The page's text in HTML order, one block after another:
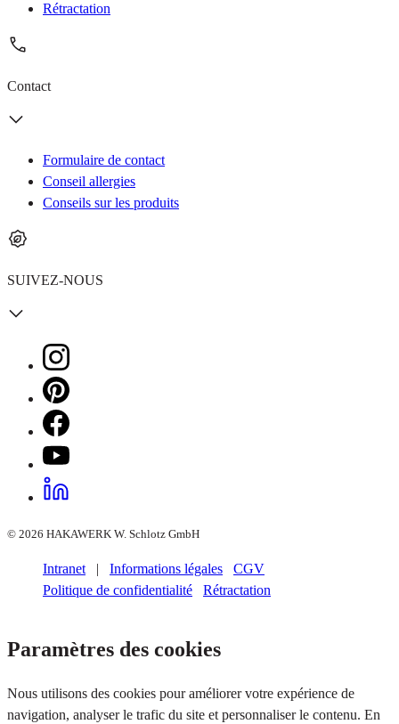
Rétractation
Contact
Formulaire de contact
Conseil allergies
Conseils sur les produits
SUIVEZ-NOUS
© 2026 HAKAWERK W. Schlotz GmbH
Intranet | Informations légales
CGV
Politique de confidentialité
Rétractation
Paramètres des cookies
Nous utilisons des cookies pour améliorer votre expérience de
navigation, analyser le trafic du site et personnaliser le contenu. En